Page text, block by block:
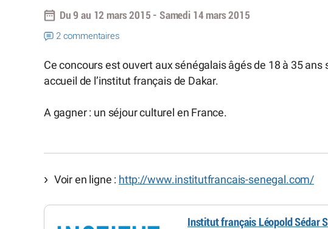
Du 9 au 12 mars 2015 - Samedi 14 mars 2015
2 commentaires
Ce concours est ouvert aux sénégalais âgés de 18 à 35
accueil de l’institut français de Dakar.
A gagner : un séjour culturel en France.
Voir en ligne : http://www.institutfrancais-senegal.com/
Institut français Léopold Sédar